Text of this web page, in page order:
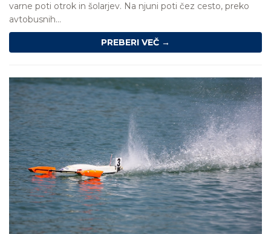
varne poti otrok in šolarjev. Na njuni poti čez cesto, preko
avtobusnih...
PREBERI VEČ →